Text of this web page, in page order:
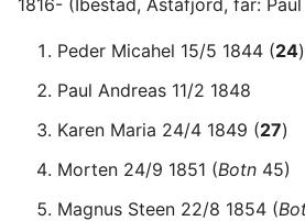
1816- (Ibestad, Astafjord, far:
Peder Micahel 15/5 1844 (24)
Paul Andreas 11/2 1848
Karen Maria 24/4 1849 (27)
Morten 24/9 1851 (Botn 45)
Magnus Steen 22/8 1854 (